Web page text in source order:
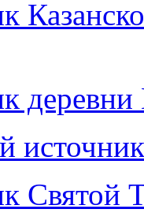
Святой